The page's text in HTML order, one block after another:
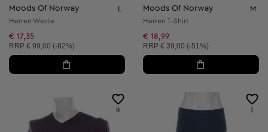
Moods Of Norway L
Herren Weste
€ 17,35
Unverbindliche Preisempfehlung:
RRP € 99,00 (-82%)
Moods Of Norway M
Herren T-Shirt
€ 18,99
Unverbindliche Preisempfehlung:
RRP € 39,00 (-51%)
9 1